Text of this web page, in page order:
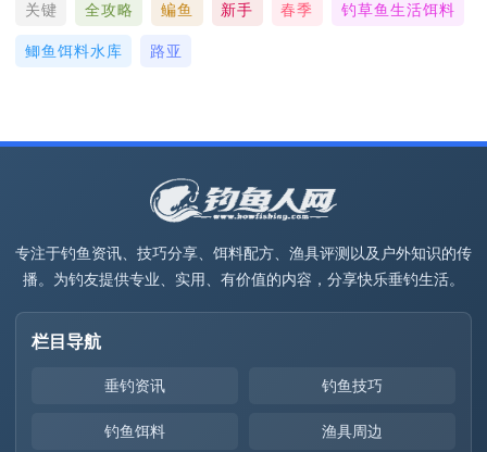
关键 全攻略 鳊鱼 新手 春季 钓草鱼生活饵料
鲫鱼饵料水库 路亚
专注于钓鱼资讯、技巧分享、饵料配方、渔具评测以及户外知识的传
播。为钓友提供专业、实用、有价值的内容，分享快乐垂钓生活。
栏目导航
垂钓资讯 钓鱼技巧
钓鱼饵料 渔具周边